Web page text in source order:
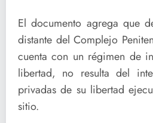
El documento agrega que
distante del Complejo
cuenta con un régimen de
libertad, no resulta del
privadas de su libertad
sitio.